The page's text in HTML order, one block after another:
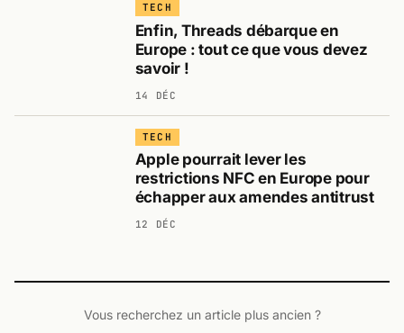
TECH
Enfin, Threads débarque en
Europe : tout ce que vous devez
savoir !
14 DÉC
TECH
Apple pourrait lever les
restrictions NFC en Europe pour
échapper aux amendes antitrust
12 DÉC
Vous recherchez un article plus ancien ?